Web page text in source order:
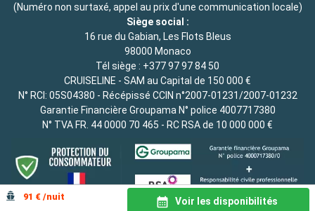
91 € /nuit Voir les disponibilités
(Numéro non surtaxé, appel au prix d'une communication locale)
Siège social :
16 rue du Gabian, Les Flots Bleus
98000 Monaco
Tél siège : +377 97 97 84 50
CRUISELINE - SAM au Capital de 150 000 €
N° RCI: 05S04380 - Récépissé CCIN n°2007-01231/2007-01232
Garantie Financière Groupama N° police 4007717380
N° TVA FR. 44 0000 70 465 - RC RSA de 10 000 000 €